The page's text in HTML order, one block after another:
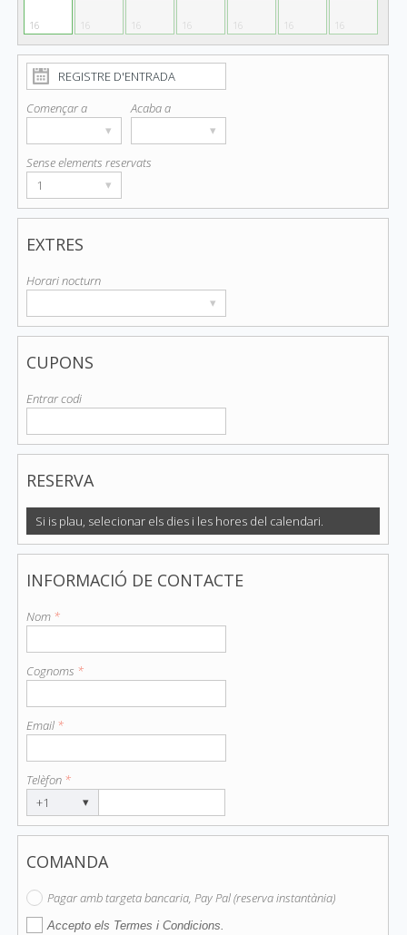
16 16 16 16 16 16 16
Començar a
▾
Acaba a
▾
Sense elements reservats
1
▾
EXTRES
Horari nocturn
▾
CUPONS
Entrar codi
RESERVA
Si is plau, selecionar els dies i les hores del calendari.
INFORMACIÓ DE CONTACTE
Nom *
Cognoms *
Email *
Telèfon *
+1
▾
COMANDA
Pagar amb targeta bancaria, Pay Pal (reserva instantània)
Accepto els Termes i Condicions.